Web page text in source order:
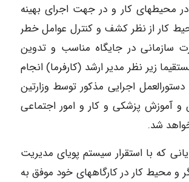
محیطهای کار و در جهت اجرای بهینه
کار از نظر کشف و کنترل عوامل خطر
سازمانی در جایگاه مناسب و تدوین
زیر نظر مدیر ارشد (کارفرما) انجام
اجرایی مذکور توسط وزارتین
و آموزش پزشکی و کار و امور اجتماعی
شد.
که با استقرار سیستم پویای مدیریت
و محیط کار در کارگاههای خود موفق به